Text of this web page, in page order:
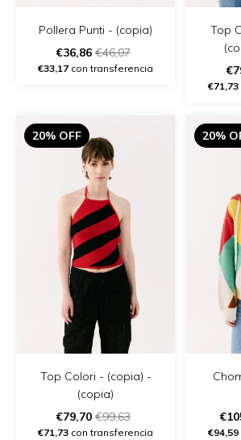
Pollera Punti - (copia)
€36,86 €46,07
€33,17 con transferencia
Top
€71,73
20% OFF
Top Colori - (copia) -
(copia)
€79,70 €99,63
€71,73 con transferencia
20%
€94,59